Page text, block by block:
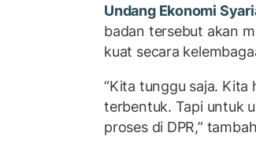
Undang Ekonomi
badan tersebut akan
kuat secara
“Kita tunggu saja. Kita
terbentuk. Tapi untuk
proses di DPR,”